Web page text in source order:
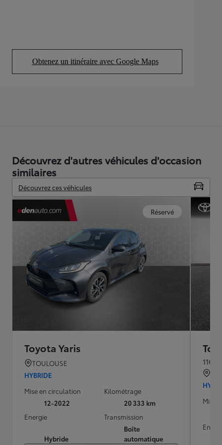
Obtenez un itinéraire avec Google Maps
(Opens in new tab)
Découvrez d'autres véhicules d'occasion
similaires
Découvrez ces véhicules
Réservé
Toyota Yaris
TOULOUSE
HYBRIDE
Mise en circulation
12-2022
Kilométrage
20 333 km
Energie
Hybride
Transmission
Boîte
automatique
116h
Mise